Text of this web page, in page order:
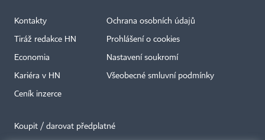
Kontakty
Tiráž redakce HN
Economia
Kariéra v HN
Ceník inzerce
Ochrana osobních údajů
Prohlášení o cookies
Nastavení soukromí
Všeobecné smluvní podmínky
Koupit / darovat předplatné